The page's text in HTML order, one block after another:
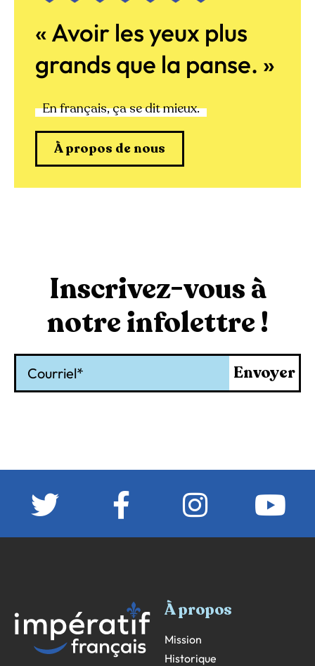
« Avoir les yeux plus
grands que la panse. »
En français, ça se dit mieux.
À propos de nous
Inscrivez-vous à
notre infolettre !
Envoyer
À propos
Mission
Historique